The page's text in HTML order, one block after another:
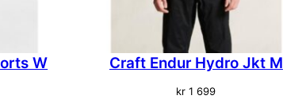
r
W Craft Endur Hydro Jkt M
kr 1 699